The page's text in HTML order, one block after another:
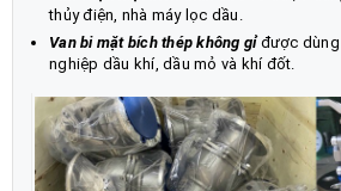
thủy điện, nhà máy lọc dầu.
Van bi mặt bích thép không gỉ được
nghiệp dầu khí, dầu mỏ và khí đốt.